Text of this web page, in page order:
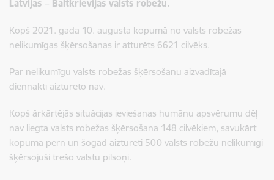
Latvijas – Baltkrievijas valsts robežu.
Kopš 2021. gada 10. augusta kopumā no valsts robežas
nelikumīgas šķērsošanas ir atturēts 6621 cilvēks.
Par nelikumīgu valsts robežas šķērsošanu aizvadītajā
diennaktī aizturēto nav.
Kopš ārkārtējās situācijas ieviešanas humānu apsvērumu dēļ
nav liegta valsts robežas šķērsošana 148 cilvēkiem, savukārt
kopumā pērn un šogad aizturēti 500 valsts robežu nelikumīgi
šķērsojuši trešo valstu pilsoņi.